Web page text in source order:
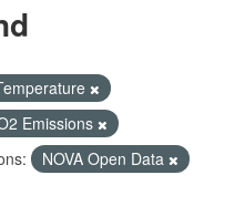
Emissions
NOVA Open Data